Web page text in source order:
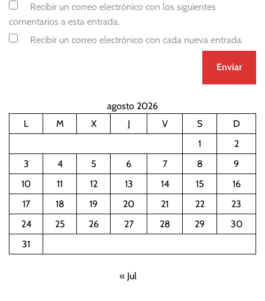
Recibir un correo electrónico con los siguientes
comentarios a esta entrada.
Recibir un correo electrónico con cada nueva entrada.
agosto 2026
L
M X J V S
D
1
2
3
4 5 6 7 8
9
10
11 12 13 14 15
16
17
18 19 20 21 22
23
24
25 26 27 28 29
30
31
« Jul